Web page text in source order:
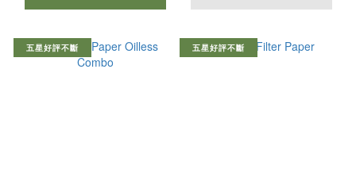
五星好評不斷 五星好評不斷